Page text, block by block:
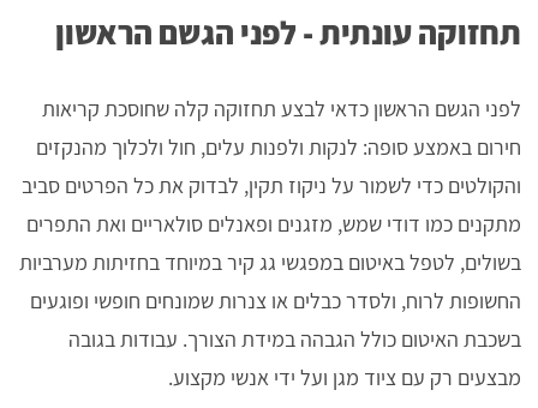
תחזוקה עונתית - לפני הגשם הראשון
לפני הגשם הראשון כדאי לבצע תחזוקה קלה שחוסכת קריאות
חירום באמצע סופה: לנקות ולפנות עלים, חול ולכלוך מהנקזים
והקולטים כדי לשמור על ניקוז תקין, לבדוק את כל הפרטים סביב
מתקנים כמו דודי שמש, מזגנים ופאנלים סולאריים ואת התפרים
בשולים, לטפל באיטום במפגשי גג קיר במיוחד בחזיתות מערביות
החשופות לרוח, ולסדר כבלים או צנרות שמונחים חופשי ופוגעים
בשכבת האיטום כולל הגבהה במידת הצורך. עבודות בגובה
מבצעים רק עם ציוד מגן ועל ידי אנשי מקצוע.